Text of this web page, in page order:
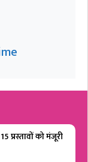
प्रस्तावों को मंजूरी